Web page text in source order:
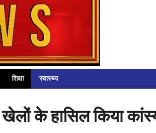
शिक्षा स्वास्थ्य
खेलों के हासिल किया